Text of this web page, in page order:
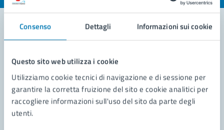
Consenso Dettagli Informazioni sui cookie
Questo sito web utilizza i cookie
Utilizziamo cookie tecnici di navigazione e di sessione per
garantire la corretta fruizione del sito e cookie analitici per
raccogliere informazioni sull'uso del sito da parte degli
utenti.
Richiedi assistenza